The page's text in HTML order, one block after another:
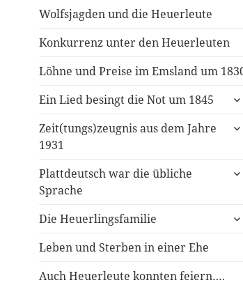
Wolfsjagden und die Heuerleute
Konkurrenz unter den Heuerleuten
Löhne und Preise im Emsland um
Ein Lied besingt die Not um 1845
Zeit(tungs)zeugnis aus dem Jahre
1931
Plattdeutsch war die übliche
Sprache
Die Heuerlingsfamilie
Leben und Sterben in einer Ehe
Auch Heuerleute konnten feiern….